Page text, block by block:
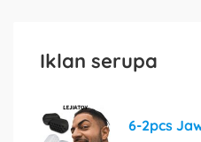
Iklan serupa